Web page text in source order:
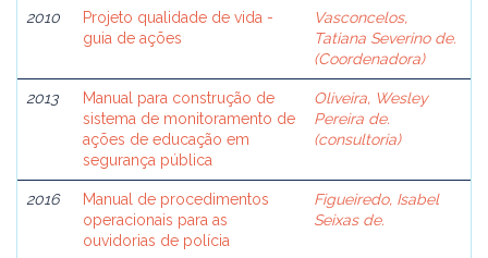
2010
Projeto qualidade de vida -
guia de ações
Vasconcelos,
Tatiana Severino de.
(Coordenadora)
2013
Manual para construção de
sistema de monitoramento de
ações de educação em
segurança pública
Oliveira, Wesley
Pereira de.
(consultoria)
2016
Manual de procedimentos
operacionais para as
ouvidorias de polícia
Figueiredo, Isabel
Seixas de.